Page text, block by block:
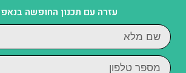
עזרה עם תכנון החופשה